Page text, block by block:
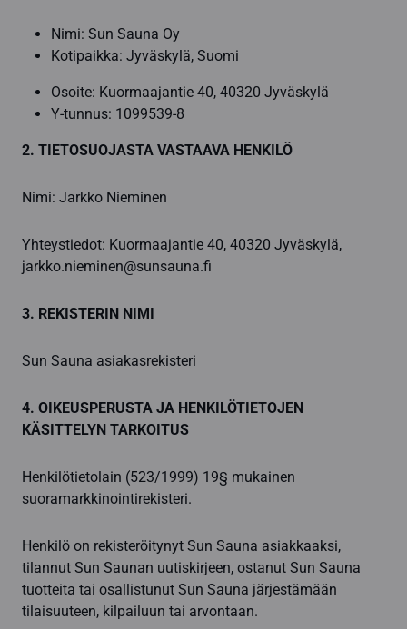
Nimi: Sun Sauna Oy
Kotipaikka: Jyväskylä, Suomi
Osoite: Kuormaajantie 40, 40320 Jyväskylä
Y-tunnus: 1099539-8
2. TIETOSUOJASTA VASTAAVA HENKILÖ
Nimi: Jarkko Nieminen
Yhteystiedot: Kuormaajantie 40, 40320 Jyväskylä,
jarkko.nieminen@sunsauna.fi
3. REKISTERIN NIMI
Sun Sauna asiakasrekisteri
4. OIKEUSPERUSTA JA HENKILÖTIETOJEN
KÄSITTELYN TARKOITUS
Henkilötietolain (523/1999) 19§ mukainen
suoramarkkinointirekisteri.
Henkilö on rekisteröitynyt Sun Sauna asiakkaaksi,
tilannut Sun Saunan uutiskirjeen, ostanut Sun Sauna
tuotteita tai osallistunut Sun Sauna järjestämään
tilaisuuteen, kilpailuun tai arvontaan.